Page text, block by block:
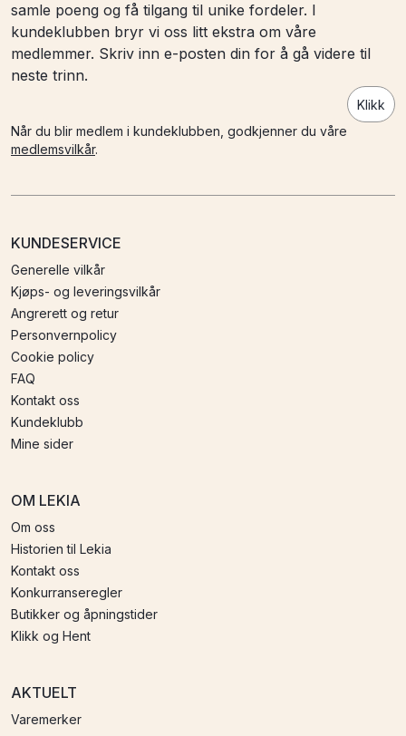
samle poeng og få tilgang til unike fordeler. I
kundeklubben bryr vi oss litt ekstra om våre
medlemmer. Skriv inn e-posten din for å gå videre til
neste trinn.
Klikk
Når du blir medlem i kundeklubben, godkjenner du våre
medlemsvilkår.
KUNDESERVICE
Generelle vilkår
Kjøps- og leveringsvilkår
Angrerett og retur
Personvernpolicy
Cookie policy
FAQ
Kontakt oss
Kundeklubb
Mine sider
OM LEKIA
Om oss
Historien til Lekia
Kontakt oss
Konkurranseregler
Butikker og åpningstider
Klikk og Hent
AKTUELT
Varemerker